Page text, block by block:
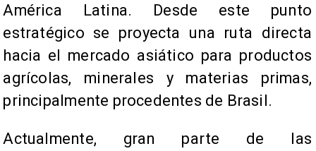
América Latina. Desde este punto
estratégico se proyecta una ruta directa
hacia el mercado asiático para productos
agrícolas, minerales y materias primas,
principalmente procedentes de Brasil.
Actualmente, gran parte de las